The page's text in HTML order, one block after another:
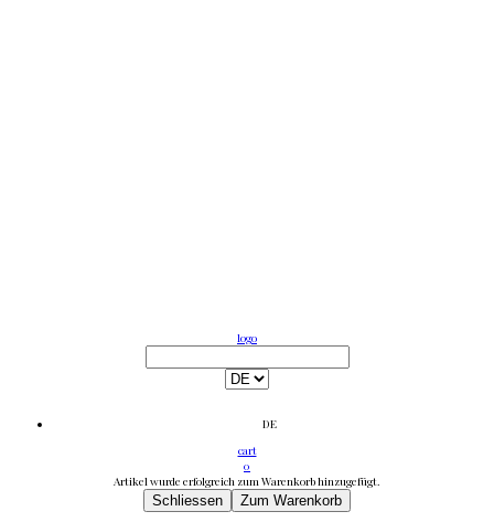
logo
DE
cart
0
Artikel wurde erfolgreich zum Warenkorb hinzugefügt.
Schliessen Zum Warenkorb